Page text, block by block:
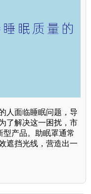
人面临睡眠问题，导
了解决这一困扰，市
型产品。助眠罩通常
遮挡光线，营造出一